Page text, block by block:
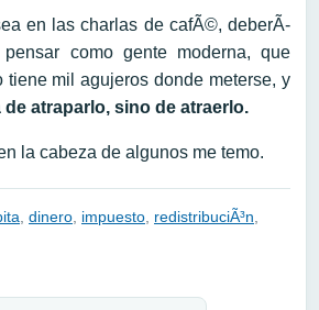
en las charlas de cafÃ©, deberÃ­
como gente moderna, que
tiene mil agujeros donde meterse, y
de atraparlo, sino de atraerlo.
la cabeza de algunos me temo.
dinero impuesto redistribuciÃ³n